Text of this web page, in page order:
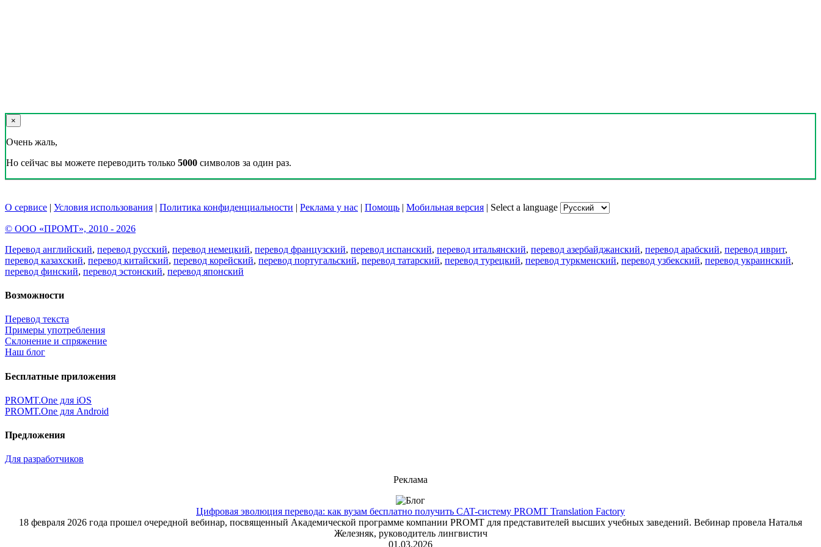
×
Очень жаль,
Но сейчас вы можете переводить только 5000 символов за один раз.
О сервисе | Условия использования | Политика конфиденциальности | Реклама у нас | Помощь | Мобильная версия | Select a language
© ООО «ПРОМТ», 2010 - 2026
Перевод английский, перевод русский, перевод немецкий, перевод французский, перевод испанский, перевод итальянский, перевод азербайджанский, перевод арабский, перевод иврит,
перевод казахский, перевод китайский, перевод корейский, перевод португальский, перевод татарский, перевод турецкий, перевод туркменский, перевод узбекский, перевод украинский,
перевод финский, перевод эстонский, перевод японский
Возможности
Перевод текста
Примеры употребления
Склонение и спряжение
Наш блог
Бесплатные приложения
PROMT.One для iOS
PROMT.One для Android
Предложения
Для разработчиков
Реклама
Цифровая эволюция перевода: как вузам бесплатно получить CAT-систему PROMT Translation Factory
18 февраля 2026 года прошел очередной вебинар, посвященный Академической программе компании PROMT для представителей высших учебных заведений. Вебинар провела Наталья
Железняк, руководитель лингвистич
01.03.2026